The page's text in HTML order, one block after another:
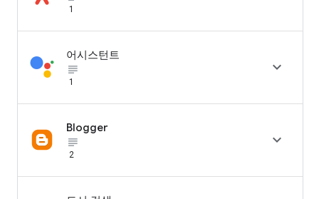
1
어시스턴트
subject_black
1

Blogger
subject_black
2
